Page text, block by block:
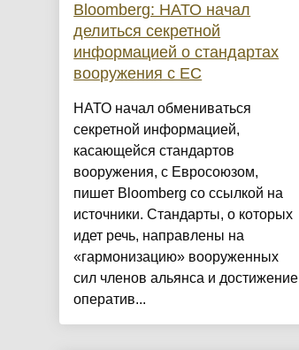
Bloomberg: НАТО начал
делиться секретной
информацией о стандартах
вооружения с ЕС
НАТО начал обмениваться
секретной информацией,
касающейся стандартов
вооружения, с Евросоюзом,
пишет Bloomberg со ссылкой на
источники. Стандарты, о которых
идет речь, направлены на
«гармонизацию» вооруженных
сил членов альянса и достижение
оператив...